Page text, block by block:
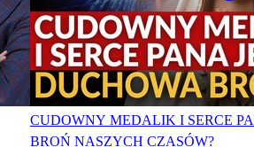
CUDOWNY MEDALIK I SERCE
BROŃ NASZYCH CZASÓW?